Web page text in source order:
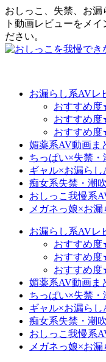
おしっこ、失禁、お
ト動画レビューをメ
ださい。
お漏らし系AVレ
おすすめ度
おすすめ
おすすめ
媚薬系AV動画ま
ちっぱい×失禁
ギャル×お漏ら
痴女系失禁・潮
おしっこ我慢系
メガネっ娘×お
お漏らし系AVレ
おすすめ度
おすすめ
おすすめ
媚薬系AV動画ま
ちっぱい×失禁
ギャル×お漏ら
痴女系失禁・潮
おしっこ我慢系
メガネっ娘×お